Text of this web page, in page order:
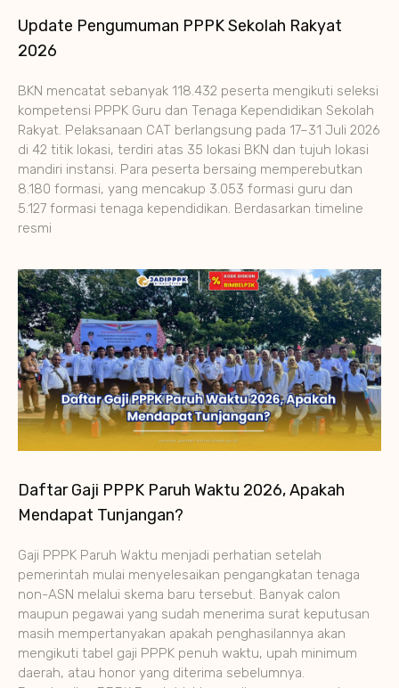
Update Pengumuman PPPK Sekolah Rakyat
2026
BKN mencatat sebanyak 118.432 peserta mengikuti seleksi
kompetensi PPPK Guru dan Tenaga Kependidikan Sekolah
Rakyat. Pelaksanaan CAT berlangsung pada 17–31 Juli 2026
di 42 titik lokasi, terdiri atas 35 lokasi BKN dan tujuh lokasi
mandiri instansi. Para peserta bersaing memperebutkan
8.180 formasi, yang mencakup 3.053 formasi guru dan
5.127 formasi tenaga kependidikan. Berdasarkan timeline
resmi
Daftar Gaji PPPK Paruh Waktu 2026, Apakah
Mendapat Tunjangan?
Gaji PPPK Paruh Waktu menjadi perhatian setelah
pemerintah mulai menyelesaikan pengangkatan tenaga
non-ASN melalui skema baru tersebut. Banyak calon
maupun pegawai yang sudah menerima surat keputusan
masih mempertanyakan apakah penghasilannya akan
mengikuti tabel gaji PPPK penuh waktu, upah minimum
daerah, atau honor yang diterima sebelumnya.